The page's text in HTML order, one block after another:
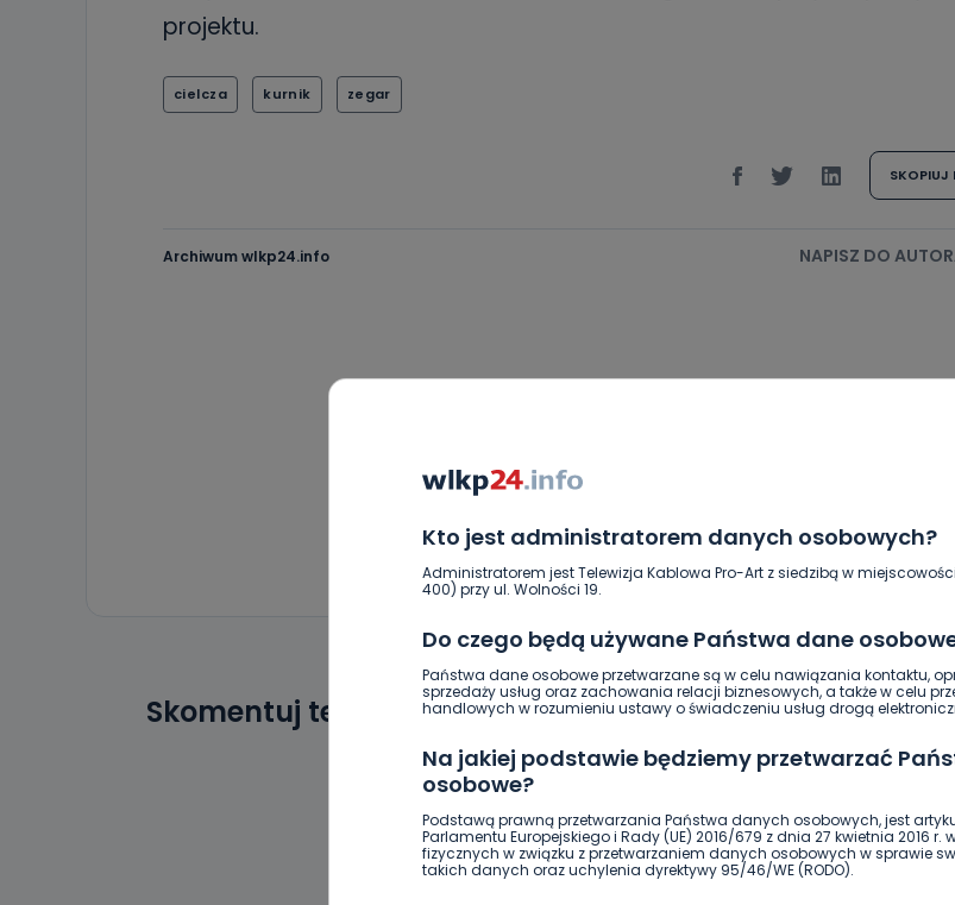
Kto jest administratorem danych osobowych?
Administratorem jest Telewizja Kablowa Pro-Art z siedzibą w
400) przy ul. Wolności 19.
Do czego będą używane Państwa dane
Państwa dane osobowe przetwarzane są w celu nawiązania kontaktu,
sprzedaży usług oraz zachowania relacji biznesowych, a także w celu
handlowych w rozumieniu ustawy o świadczeniu usług drogą
Na jakiej podstawie będziemy przetwarzać
osobowe?
Podstawą prawną przetwarzania Państwa danych osobowych, jest
Parlamentu Europejskiego i Rady (UE) 2016/679 z dnia 27 kwietnia 2016
fizycznych w związku z przetwarzaniem danych osobowych w sprawie
takich danych oraz uchylenia dyrektywy 95/46/WE (RODO).
projektu.
cielcza kurnik zegar
SKOPIUJ
Archiwum wlkp24.info NAPISZ DO
Skomentuj ten wpis jako pierwszy!